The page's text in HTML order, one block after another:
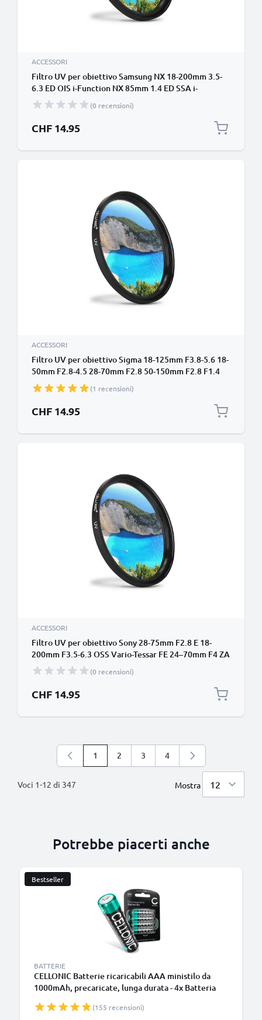
ACCESSORI
Filtro UV per obiettivo Samsung NX 18-200mm 3.5-
6.3 ED OIS i-Function NX 85mm 1.4 ED SSA i-
Function (Ø 67mm) contro raggi ultravioletti per
filettatura avente diametro Ø 67mm Vetro,
protezione delle lente fotocamera
(0 recensioni)
CHF 14.95
ACCESSORI
Filtro UV per obiettivo Sigma 18-125mm F3.8-5.6 18-
50mm F2.8-4.5 28-70mm F2.8 50-150mm F2.8 F1.4
(Ø 67mm) contro raggi ultravioletti per filettatura
avente diametro Ø 67mm Vetro, protezione delle
lente fotocamera
(1 recensioni)
CHF 14.95
ACCESSORI
Filtro UV per obiettivo Sony 28-75mm F2.8 E 18-
200mm F3.5-6.3 OSS Vario-Tessar FE 24–70mm F4 ZA
OSS (Ø 67mm) contro raggi ultravioletti per
filettatura avente diametro Ø 67mm Vetro,
protezione delle lente fotocamera
(0 recensioni)
CHF 14.95
Voci 1-12 di 347
Stai leggendo la pagina
1 Pagina
2 Pagina
3 Pagina
4
Mostra
Potrebbe piacerti anche
Bestseller
BATTERIE
CELLONIC Batterie ricaricabili AAA ministilo da
1000mAh, precaricate, lunga durata - 4x Batteria
aaa
(155 recensioni)